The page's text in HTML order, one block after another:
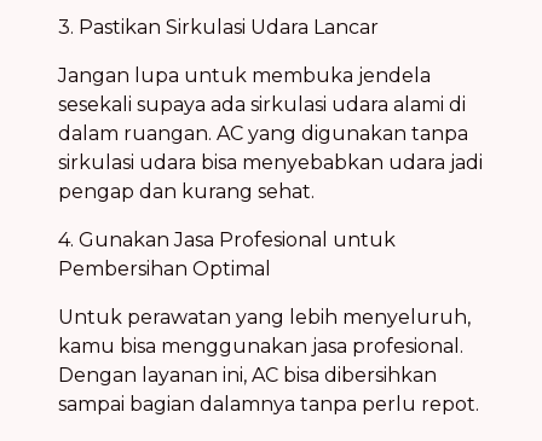
3. Pastikan Sirkulasi Udara Lancar
Jangan lupa untuk membuka jendela
sesekali supaya ada sirkulasi udara alami di
dalam ruangan. AC yang digunakan tanpa
sirkulasi udara bisa menyebabkan udara jadi
pengap dan kurang sehat.
4. Gunakan Jasa Profesional untuk
Pembersihan Optimal
Untuk perawatan yang lebih menyeluruh,
kamu bisa menggunakan jasa profesional.
Dengan layanan ini, AC bisa dibersihkan
sampai bagian dalamnya tanpa perlu repot.